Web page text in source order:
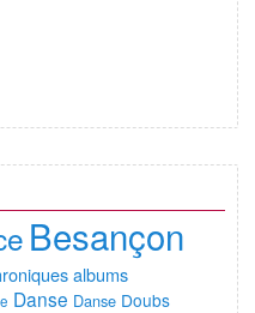
Besançon
albums
Danse Danse Doubs